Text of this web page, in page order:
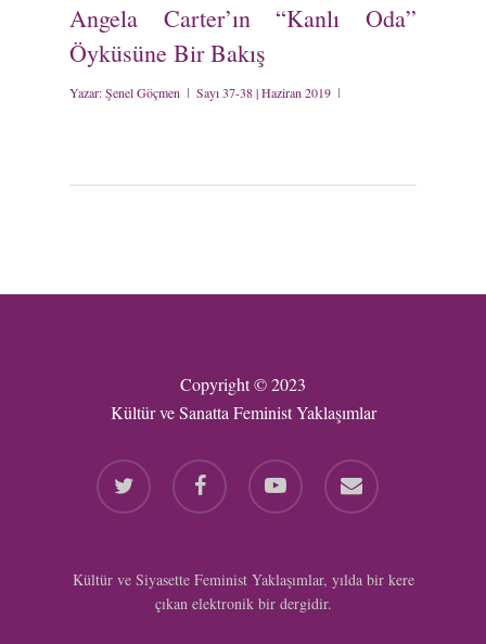
Angela Carter’ın “Kanlı Oda”
Öyküsüne Bir Bakış
Yazar:Şenel Göçmen Sayı 37-38 | Haziran 2019
Copyright © 2023
Kültür ve Sanatta Feminist Yaklaşımlar
twitter facebook youtube email
Kültür ve Siyasette Feminist Yaklaşımlar, yılda bir kere
çıkan elektronik bir dergidir.